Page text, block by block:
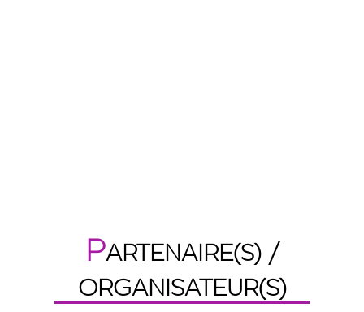
PARTENAIRE(S) /
ORGANISATEUR(S)